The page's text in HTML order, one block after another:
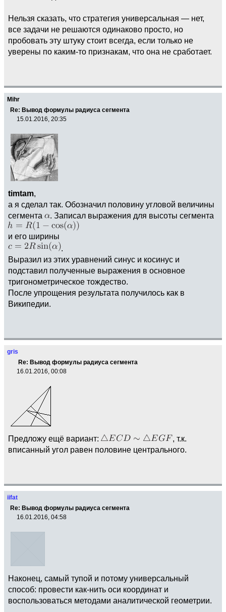
Нельзя сказать, что стратегия универсальная — нет,
все задачи не решаются одинаково просто, но
пробовать эту штуку стоит всегда, если только не
уверены по каким-то признакам, что она не сработает.
Mihr
Re: Вывод формулы радиуса сегмента
15.01.2016, 20:35
timtam,
а я сделал так. Обозначил половину угловой величины
сегмента
. Записал выражения для высоты сегмента
и его ширины
.
Выразил из этих уравнений синус и косинус и
подставил полученные выражения в основное
тригонометрическое тождество.
После упрощения результата получилось как в
Википедии.
gris
Re: Вывод формулы радиуса сегмента
16.01.2016, 00:08
Предложу ещё вариант:
, т.к.
вписанный угол равен половине центрального.
iifat
Re: Вывод формулы радиуса сегмента
16.01.2016, 04:58
Наконец, самый тупой и потому универсальный
способ: провести как-нить оси координат и
воспользоваться методами аналитической геометрии.